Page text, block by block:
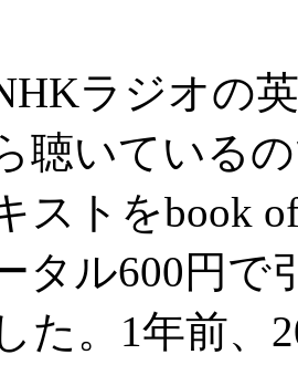
ラジオの
聴いている
ストをbook
タル600円
た。1年前、